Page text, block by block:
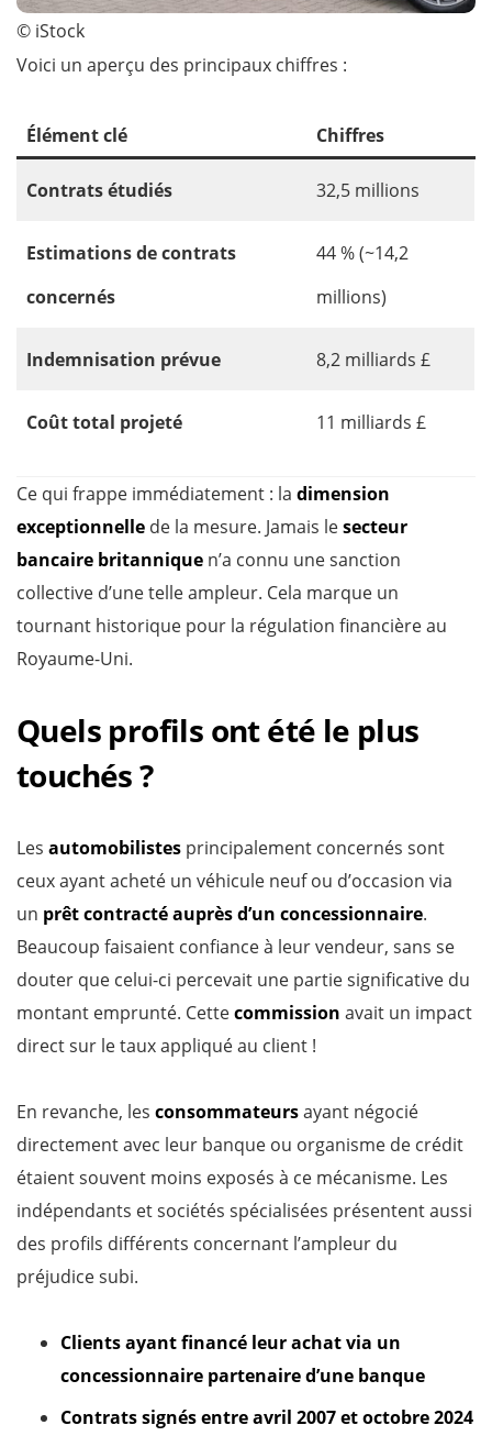
© iStock
Voici un aperçu des principaux chiffres :
Élément clé Chiffres
Contrats étudiés 32,5 millions
Estimations de contrats
concernés
44 % (~14,2
millions)
Indemnisation prévue 8,2 milliards £
Coût total projeté 11 milliards £
Ce qui frappe immédiatement : la dimension
exceptionnelle de la mesure. Jamais lesecteur
bancaire britannique n’a connu une sanction
collective d’une telle ampleur. Cela marque un
tournant historique pour la régulation financière au
Royaume-Uni.
Quels profils ont été le plus
touchés ?
Les automobilistes principalement concernés sont
ceux ayant acheté un véhicule neuf ou d’occasion via
un prêt contracté auprès d’un concessionnaire.
Beaucoup faisaient confiance à leur vendeur, sans se
douter que celui-ci percevait une partie significative du
montant emprunté. Cettecommission avait un impact
direct sur le taux appliqué au client !
En revanche, les consommateursayant négocié
directement avec leur banque ou organisme de crédit
étaient souvent moins exposés à ce mécanisme. Les
indépendants et sociétés spécialisées présentent aussi
des profils différents concernant l’ampleur du
préjudice subi.
Clients ayant financé leur achat via un
concessionnaire partenaire d’une banque
Contrats signés entre avril 2007 et octobre 2024